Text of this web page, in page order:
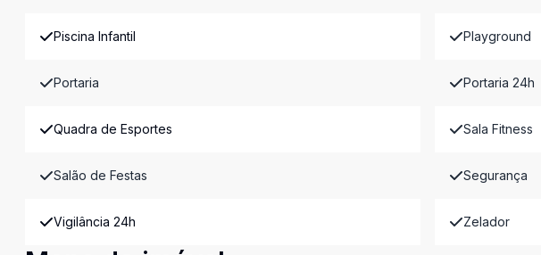
Piscina Infantil Playground
Portaria Portaria 24h
Quadra de Esportes Sala Fitness
Salão de Festas Segurança
Vigilância 24h Zelador